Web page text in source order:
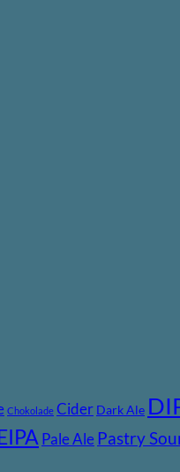
Chokolade Cider Dark Ale
Pale Ale Pastry